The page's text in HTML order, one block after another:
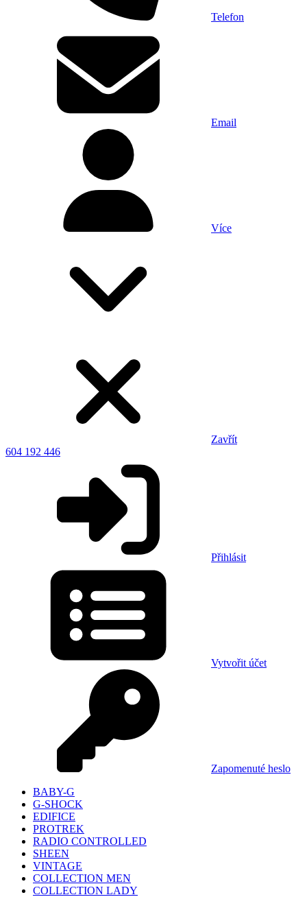
Telefon
Email
Více
Zavřít
604 192 446
Přihlásit
Vytvořit účet
Zapomenuté heslo
BABY-G
G-SHOCK
EDIFICE
PROTREK
RADIO CONTROLLED
SHEEN
VINTAGE
COLLECTION MEN
COLLECTION LADY